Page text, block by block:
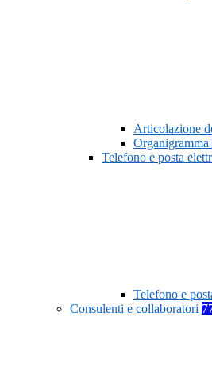
Articolazione
Organigramma
Telefono e posta
Telefono e
Consulenti e collaboratori